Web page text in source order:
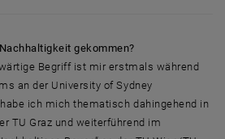
gekommen?
Begriff ist mir erstmals während
an der University of Sydney
ich mich thematisch dahingehend in
TU Graz und weiterführend im